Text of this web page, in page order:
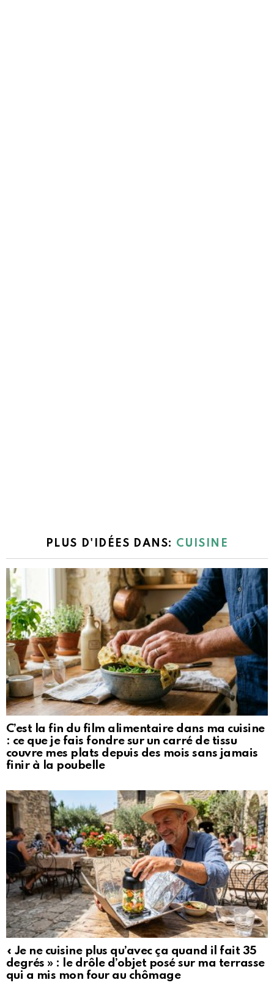
PLUS D'IDÉES DANS: CUISINE
C’est la fin du film alimentaire dans ma cuisine
: ce que je fais fondre sur un carré de tissu
couvre mes plats depuis des mois sans jamais
finir à la poubelle
« Je ne cuisine plus qu’avec ça quand il fait 35
degrés » : le drôle d’objet posé sur ma terrasse
qui a mis mon four au chômage